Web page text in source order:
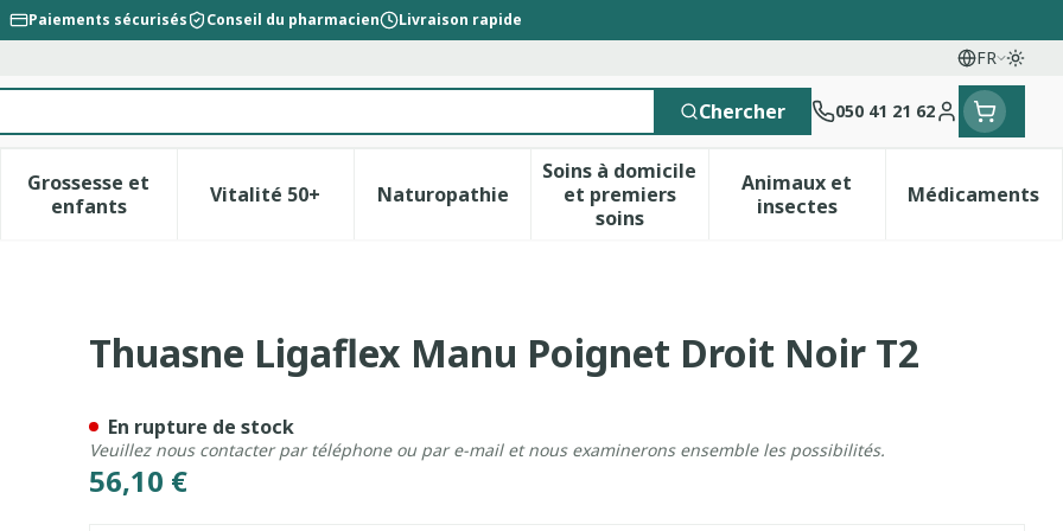
Paiements sécurisés Conseil du pharmacien Livraison rapide
FR
Langues
Chercher 050 41 21 62
Menu client
catégorie Beauté, soins et hygiène
sous-menu pour la catégorie Régime, alimentation & vitamines
Grossesse et
enfants
Afficher le sous-menu pour la catégorie Grossesse et enfants
Vitalité 50+Afficher le sous-menu pour la catégorie Vitalité 50+
NaturopathieAfficher le sous-menu pour la catégorie Naturopathie
Soins à domicile
et premiers
soins
Afficher le sous-menu pour la catégorie
Animaux et
insectesAfficher le sous-menu
Médicaments
Afficher
Droit Noir T2
Thuasne Ligaflex Manu Poignet Droit Noir T2
56,10 €
En rupture de stock
Veuillez nous contacter par téléphone ou par e-mail et nous examinerons ensemble les possibilités.